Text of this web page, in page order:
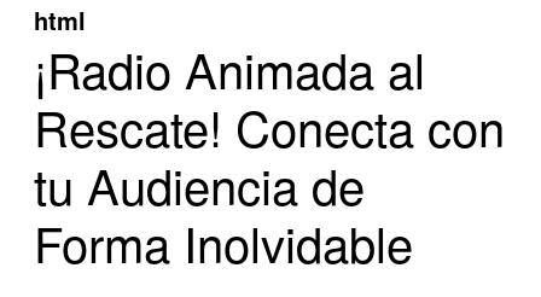
html
¡Radio Animada al
Rescate! Conecta con
tu Audiencia de
Forma Inolvidable